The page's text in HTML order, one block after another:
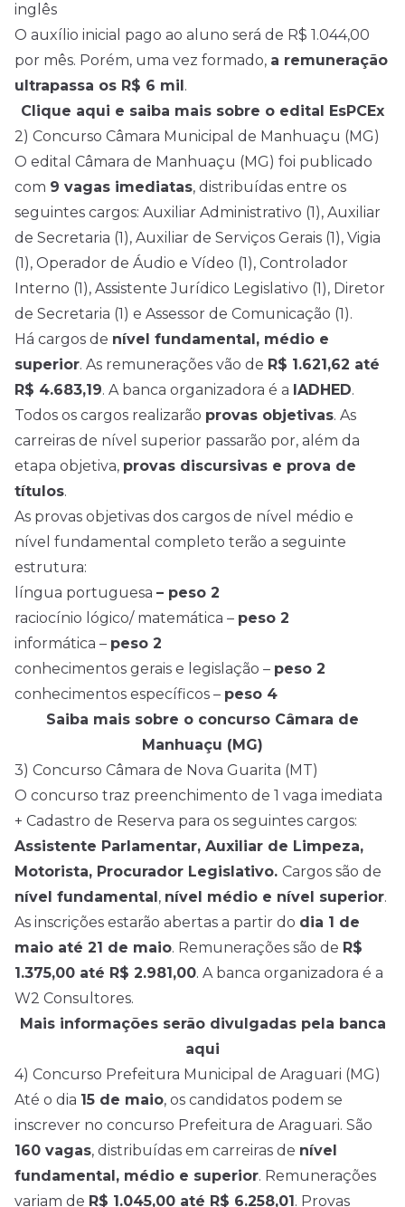
inglês
O auxílio inicial pago ao aluno será de R$ 1.044,00
por mês. Porém, uma vez formado, a remuneração
ultrapassa os R$ 6 mil.
Clique aqui e saiba mais sobre o edital EsPCEx
2) Concurso Câmara Municipal de Manhuaçu (MG)
O edital Câmara de Manhuaçu (MG) foi publicado
com 9 vagas imediatas, distribuídas entre os
seguintes cargos: Auxiliar Administrativo (1), Auxiliar
de Secretaria (1), Auxiliar de Serviços Gerais (1), Vigia
(1), Operador de Áudio e Vídeo (1), Controlador
Interno (1), Assistente Jurídico Legislativo (1), Diretor
de Secretaria (1) e Assessor de Comunicação (1).
Há cargos de nível fundamental, médio e
superior. As remunerações vão de R$ 1.621,62 até
R$ 4.683,19. A banca organizadora é a IADHED.
Todos os cargos realizarão provas objetivas. As
carreiras de nível superior passarão por, além da
etapa objetiva, provas discursivas e prova de
títulos.
As provas objetivas dos cargos de nível médio e
nível fundamental completo terão a seguinte
estrutura:
língua portuguesa – peso 2
raciocínio lógico/ matemática – peso 2
informática – peso 2
conhecimentos gerais e legislação – peso 2
conhecimentos específicos – peso 4
Saiba mais sobre o concurso Câmara de
Manhuaçu (MG)
3) Concurso Câmara de Nova Guarita (MT)
O concurso traz preenchimento de 1 vaga imediata
+ Cadastro de Reserva para os seguintes cargos:
Assistente Parlamentar, Auxiliar de Limpeza,
Motorista, Procurador Legislativo. Cargos são de
nível fundamental, nível médio e nível superior.
As inscrições estarão abertas a partir do dia 1 de
maio até 21 de maio. Remunerações são de R$
1.375,00 até R$ 2.981,00. A banca organizadora é a
W2 Consultores.
Mais informações serão divulgadas pela banca
aqui
4) Concurso Prefeitura Municipal de Araguari (MG)
Até o dia 15 de maio, os candidatos podem se
inscrever no concurso Prefeitura de Araguari. São
160 vagas, distribuídas em carreiras de nível
fundamental, médio e superior. Remunerações
variam de R$ 1.045,00 até R$ 6.258,01. Provas